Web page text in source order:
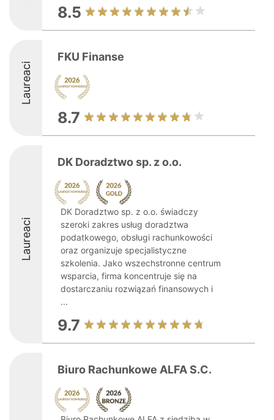
8.5
Laureaci
FKU Finanse
8.7
Laureaci
DK Doradztwo sp. z o.o.
DK Doradztwo sp. z o.o. świadczy
szeroki zakres usług doradztwa
podatkowego, obsługi rachunkowości
oraz organizuje specjalistyczne
szkolenia. Jako wszechstronne centrum
wsparcia, firma koncentruje się na
dostarczaniu rozwiązań finansowych i
...
9.7
Biuro Rachunkowe ALFA S.C.